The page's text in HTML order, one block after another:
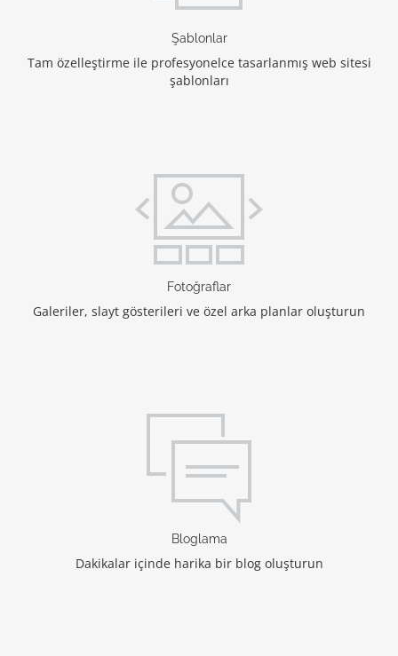
Şablonlar
Tam özelleştirme ile profesyonelce tasarlanmış web sitesi
şablonları
Fotoğraflar
Galeriler, slayt gösterileri ve özel arka planlar oluşturun
Bloglama
Dakikalar içinde harika bir blog oluşturun